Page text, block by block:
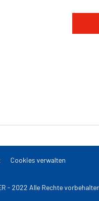
Cookies verwalten
- 2022 Alle Rechte